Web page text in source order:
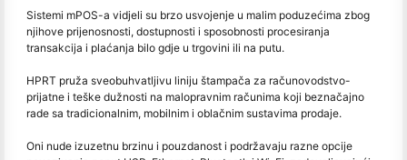
Sistemi mPOS-a vidjeli su brzo usvojenje u malim poduzećima zbog
njihove prijenosnosti, dostupnosti i sposobnosti procesiranja
transakcija i plaćanja bilo gdje u trgovini ili na putu.
HPRT pruža sveobuhvatljivu liniju štampača za računovodstvo-
prijatne i teške dužnosti na malopravnim računima koji beznačajno
rade sa tradicionalnim, mobilnim i oblačnim sustavima prodaje.
Oni nude izuzetnu brzinu i pouzdanost i podržavaju razne opcije